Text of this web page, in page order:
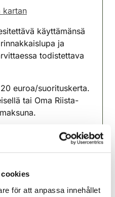
för att anpassa innehållet
kartan
käyttämänsä
ja
todistettava
euroa/suorituskerta.
tai Oma Riista-
suorittaa
Lonka 0405542488